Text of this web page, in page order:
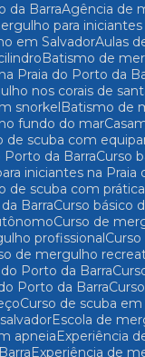
da Barra Agência de
para
em Salvador Aulas
Batismo de
Praia do Porto da
nos corais de
snorkel
Batismo de
no fundo do mar
de scuba com
Porto da Barra
iniciantes na
de scuba com
Barra
Curso
Curso de
profissional
de mergulho
Porto da Barra
Porto da Barra
Curso de scuba
Escola de
apneia
Experiência
Experiência de